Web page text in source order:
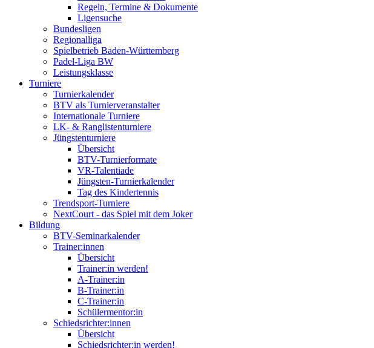
Regeln, Termine & Dokumente
Ligensuche
Bundesligen
Regionalliga
Spielbetrieb Baden-Württemberg
Padel-Liga BW
Leistungsklasse
Turniere
Turnierkalender
BTV als Turnierveranstalter
Internationale Turniere
LK- & Ranglistenturniere
Jüngstenturniere
Übersicht
BTV-Turnierformate
VR-Talentiade
Jüngsten-Turnierkalender
Tag des Kindertennis
Trendsport-Turniere
NextCourt - das Spiel mit dem Joker
Bildung
BTV-Seminarkalender
Trainer:innen
Übersicht
Trainer:in werden!
A-Trainer:in
B-Trainer:in
C-Trainer:in
Schülermentor:in
Schiedsrichter:innen
Übersicht
Schiedsrichter:in werden!